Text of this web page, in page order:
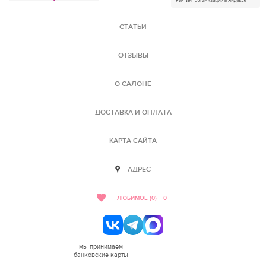
СТАТЬИ
ОТЗЫВЫ
О САЛОНЕ
ДОСТАВКА И ОПЛАТА
КАРТА САЙТА
АДРЕС
ЛЮБИМОЕ (0) 0
мы принимаем
банковские карты